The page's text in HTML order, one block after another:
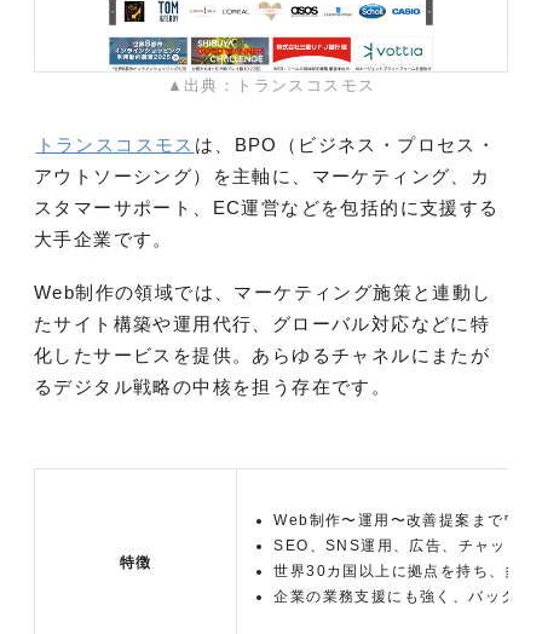
▲出典：トランスコスモス
トランスコスモス は、BPO（ビジネス・プロセス・
アウトソーシング）を主軸に、マーケティング、カ
スタマーサポート、EC運営などを包括的に支援する
大手企業です。
Web制作の領域では、マーケティング施策と連動し
たサイト構築や運用代行、グローバル対応などに特
化したサービスを提供。あらゆるチャネルにまたが
るデジタル戦略の中核を担う存在です。
特徴
Web制作〜運用〜改善提案までワン
SEO、SNS運用、広告、チャット
世界30カ国以上に拠点を持ち、多
企業の業務支援にも強く、バックオ